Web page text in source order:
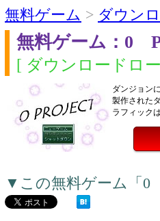
無料ゲーム > ダウン
無料ゲーム：0
[ ダウンロードロ
ダンジョン
製作された
ラフィック
▼この無料ゲーム「0